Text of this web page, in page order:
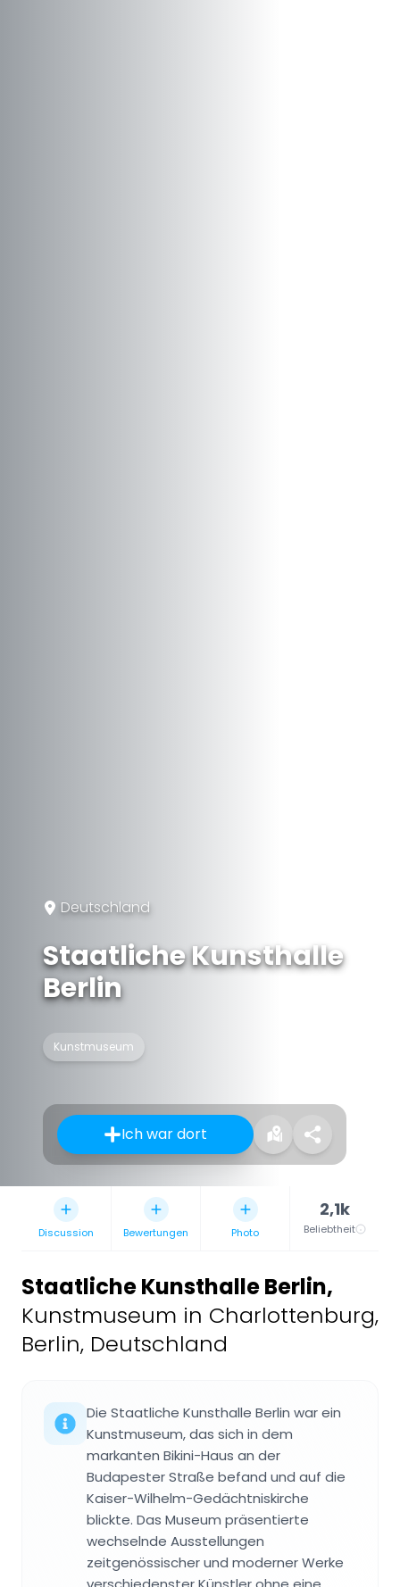
Deutschland
Staatliche Kunsthalle
Berlin
Kunstmuseum
Ich war dort
Discussion Bewertungen Photo
2,1k
Beliebtheit
Staatliche Kunsthalle Berlin,
Kunstmuseum in Charlottenburg,
Berlin, Deutschland
Die Staatliche Kunsthalle Berlin war ein
Kunstmuseum, das sich in dem
markanten Bikini-Haus an der
Budapester Straße befand und auf die
Kaiser-Wilhelm-Gedächtniskirche
blickte. Das Museum präsentierte
wechselnde Ausstellungen
zeitgenössischer und moderner Werke